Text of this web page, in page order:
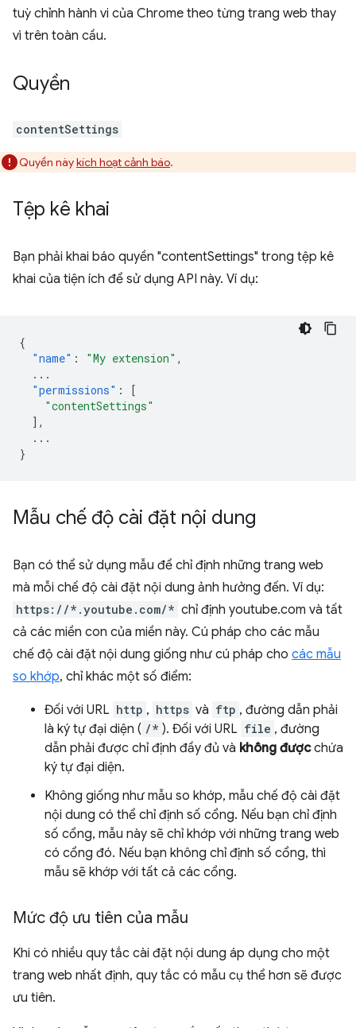
tuỳ chỉnh hành vi của Chrome theo từng trang web thay
vì trên toàn cầu.
Quyền
contentSettings
Quyền nàykích hoạt cảnh báo.
Tệp kê khai
Bạn phải khai báo quyền "contentSettings" trong tệp kê
khai của tiện ích để sử dụng API này. Ví dụ:
{
"name" : "My extension" ,
...
"permissions" :
[
"contentSettings"
],
...
}
Mẫu chế độ cài đặt nội dung
Bạn có thể sử dụng mẫu để chỉ định những trang web
mà mỗi chế độ cài đặt nội dung ảnh hưởng đến. Ví dụ:
https://*.youtube.com/* chỉ định youtube.com và tất
cả các miền con của miền này. Cú pháp cho các mẫu
chế độ cài đặt nội dung giống như cú pháp cho các mẫu
so khớp, chỉ khác một số điểm:
Đối với URL http , https và ftp , đường dẫn phải
là ký tự đại diện ( /* ). Đối với URL file , đường
dẫn phải được chỉ định đầy đủ và không đượcchứa
ký tự đại diện.
Không giống như mẫu so khớp, mẫu chế độ cài đặt
nội dung có thể chỉ định số cổng. Nếu bạn chỉ định
số cổng, mẫu này sẽ chỉ khớp với những trang web
có cổng đó. Nếu bạn không chỉ định số cổng, thì
mẫu sẽ khớp với tất cả các cổng.
Mức độ ưu tiên của mẫu
Khi có nhiều quy tắc cài đặt nội dung áp dụng cho một
trang web nhất định, quy tắc có mẫu cụ thể hơn sẽ được
ưu tiên.